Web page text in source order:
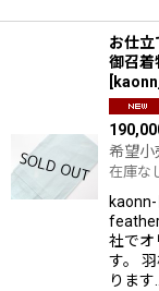
お仕
御召
希望小
在庫な
社でオ
す。
ります